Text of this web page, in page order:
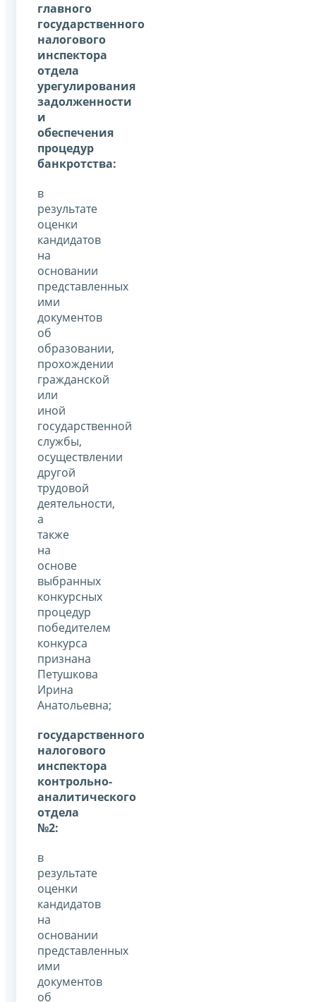
главного
государственного
налогового
инспектора
отдела
урегулирования
задолженности
и
обеспечения
процедур
банкротства:
в
результате
оценки
кандидатов
на
основании
представленных
ими
документов
об
образовании,
прохождении
гражданской
или
иной
государственной
службы,
осуществлении
другой
трудовой
деятельности,
а
также
на
основе
выбранных
конкурсных
процедур
победителем
конкурса
признана
Петушкова
Ирина
Анатольевна;
государственного
налогового
инспектора
контрольно-
аналитического
отдела
№2:
в
результате
оценки
кандидатов
на
основании
представленных
ими
документов
об